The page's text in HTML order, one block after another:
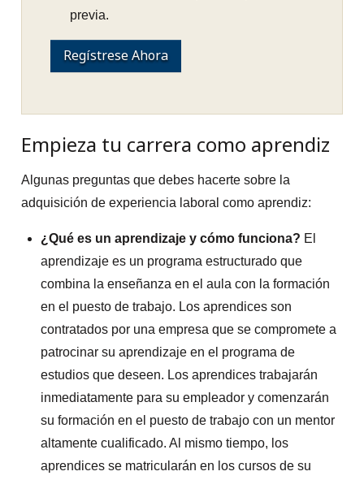
previa.
Regístrese Ahora
Empieza tu carrera como aprendiz
Algunas preguntas que debes hacerte sobre la
adquisición de experiencia laboral como aprendiz:
¿Qué es un aprendizaje y cómo funciona? El
aprendizaje es un programa estructurado que
combina la enseñanza en el aula con la formación
en el puesto de trabajo. Los aprendices son
contratados por una empresa que se compromete a
patrocinar su aprendizaje en el programa de
estudios que deseen. Los aprendices trabajarán
inmediatamente para su empleador y comenzarán
su formación en el puesto de trabajo con un mentor
altamente cualificado. Al mismo tiempo, los
aprendices se matricularán en los cursos de su